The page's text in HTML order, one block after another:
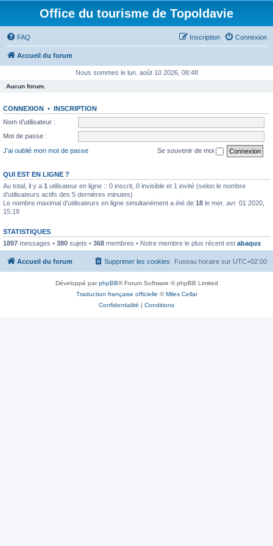
Office du tourisme de Topoldavie
FAQ Connexion
Inscription
Accueil du forum
Nous sommes le lun. août 10 2026, 08:48
Aucun forum.
CONNEXION • INSCRIPTION
Nom d’utilisateur :
Mot de passe :
J’ai oublié mon mot de passe
Se souvenir de moi
QUI EST EN LIGNE ?
Au total, il y a 1 utilisateur en ligne :: 0 inscrit, 0 invisible et 1 invité (selon le nombre
d’utilisateurs actifs des 5 dernières minutes)
Le nombre maximal d’utilisateurs en ligne simultanément a été de 18 le mer. avr. 01 2020,
15:18
STATISTIQUES
1897 messages • 380 sujets • 368 membres • Notre membre le plus récent est abaqus
Accueil du forum Fuseau horaire sur UTC+02:00
Supprimer les cookies
Développé parphpBB® Forum Software © phpBB Limited
Traduction française officielle ©Miles Cellar
Confidentialité | Conditions